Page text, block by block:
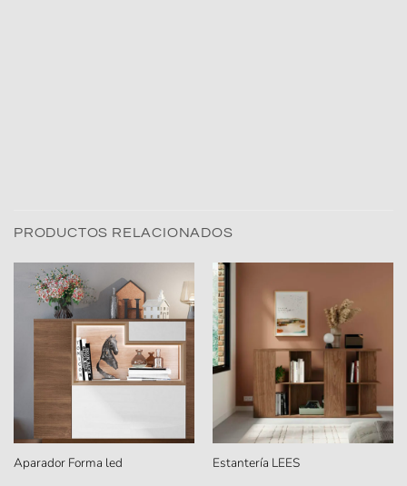
PRODUCTOS RELACIONADOS
Aparador Forma led Estantería LEES